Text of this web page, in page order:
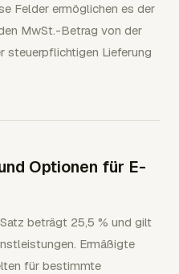
Felder ermöglichen es der
MwSt.-Betrag von der
steuerpflichtigen Lieferung
Optionen für E-
beträgt 25,5 % und gilt
Ermäßigte
für bestimmte